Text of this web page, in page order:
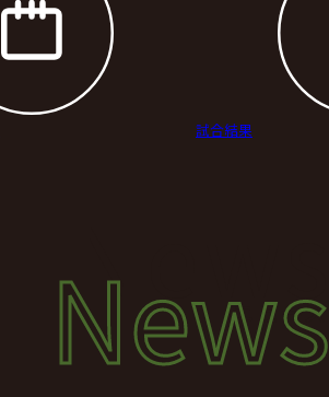
試合結果
Newsニュース
News